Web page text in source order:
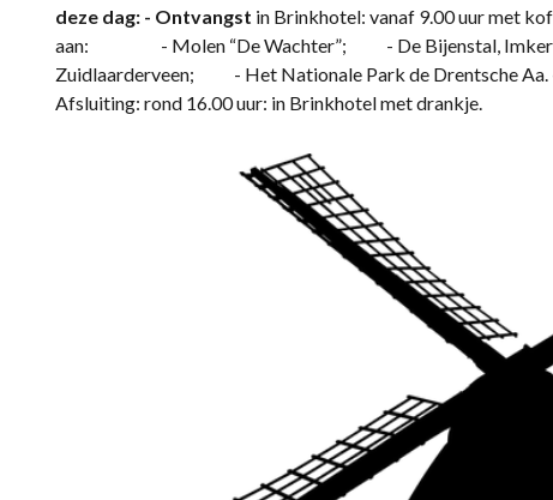
deze dag: - Ontvangst in Brinkhotel: vanaf 9.00 uur met
aan: - Molen “De Wachter”; - De Bijenstal,
Zuidlaarderveen; - Het Nationale Park de Drentsche Aa.
Afsluiting: rond 16.00 uur: in Brinkhotel met drankje.